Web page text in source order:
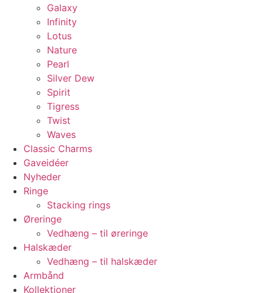
Galaxy
Infinity
Lotus
Nature
Pearl
Silver Dew
Spirit
Tigress
Twist
Waves
Classic Charms
Gaveidéer
Nyheder
Ringe
Stacking rings
Øreringe
Vedhæng – til øreringe
Halskæder
Vedhæng – til halskæder
Armbånd
Kollektioner